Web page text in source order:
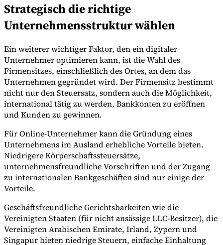
Strategisch die richtige
Unternehmensstruktur wählen
Ein weiterer wichtiger Faktor, den ein digitaler
Unternehmer optimieren kann, ist die Wahl des
Firmensitzes, einschließlich des Ortes, an dem das
Unternehmen gegründet wird. Der Firmensitz bestimmt
nicht nur den Steuersatz, sondern auch die Möglichkeit,
international tätig zu werden, Bankkonten zu eröffnen
und Kunden zu gewinnen.
Für Online-Unternehmer kann die Gründung eines
Unternehmens im Ausland erhebliche Vorteile bieten.
Niedrigere Körperschaftssteuersätze,
unternehmensfreundliche Vorschriften und der Zugang
zu internationalen Bankgeschäften sind nur einige der
Vorteile.
Geschäftsfreundliche Gerichtsbarkeiten wie die
Vereinigten Staaten (für nicht ansässige LLC-Besitzer), die
Vereinigten Arabischen Emirate, Irland, Zypern und
Singapur bieten niedrige Steuern, einfache Einhaltung